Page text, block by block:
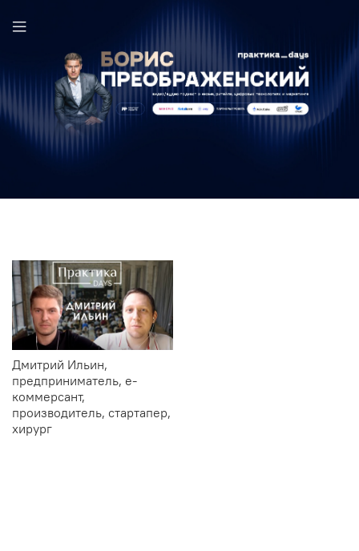
Дмитрий Ильин,
предприниматель, е-
коммерсант,
производитель, стартапер,
хирург